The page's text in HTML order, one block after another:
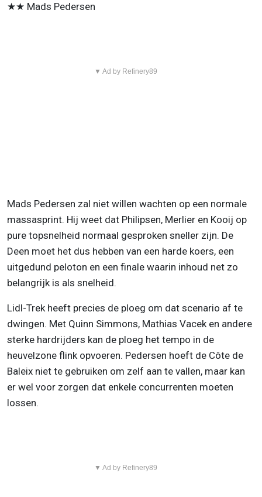
★★ Mads Pedersen
▼ Ad by Refinery89
Mads Pedersen zal niet willen wachten op een normale
massasprint. Hij weet dat Philipsen, Merlier en Kooij op
pure topsnelheid normaal gesproken sneller zijn. De
Deen moet het dus hebben van een harde koers, een
uitgedund peloton en een finale waarin inhoud net zo
belangrijk is als snelheid.
Lidl-Trek heeft precies de ploeg om dat scenario af te
dwingen. Met Quinn Simmons, Mathias Vacek en andere
sterke hardrijders kan de ploeg het tempo in de
heuvelzone flink opvoeren. Pedersen hoeft de Côte de
Baleix niet te gebruiken om zelf aan te vallen, maar kan
er wel voor zorgen dat enkele concurrenten moeten
lossen.
▼ Ad by Refinery89